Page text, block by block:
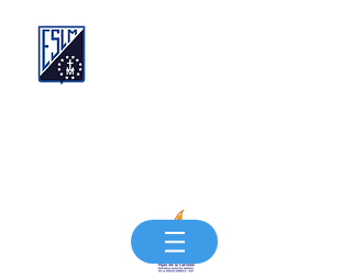
"Siempre más, Siempre mejor"